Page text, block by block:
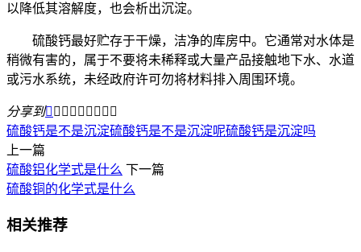
以降低其溶解度，也会析出沉淀。
硫酸钙最好贮存于干燥，洁净的库房中。它通常对水体是
稍微有害的，属于不要将未稀释或大量产品接触地下水、水道
或污水系统，未经政府许可勿将材料排入周围环境。
分享到        
硫酸钙是不是沉淀硫酸钙是不是沉淀呢硫酸钙是沉淀吗
上一篇
硫酸铝化学式是什么 下一篇
硫酸铜的化学式是什么
相关推荐